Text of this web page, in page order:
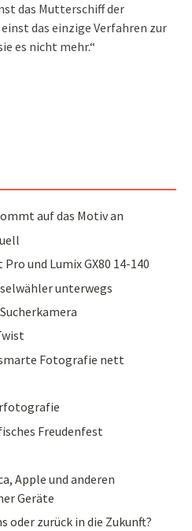
das Mutterschiff der
das einzige Verfahren zur
es nicht mehr.“
auf das Motiv an
und Lumix GX80 14-140
unterwegs
Fotografie nett
Freudenfest
Apple und anderen
Geräte
oder zurück in die Zukunft?